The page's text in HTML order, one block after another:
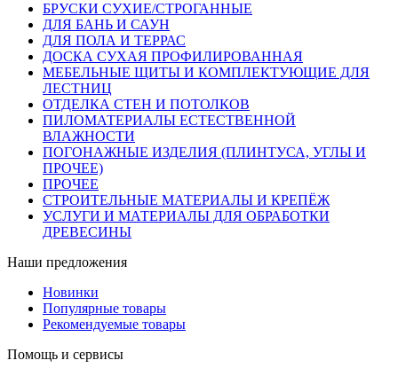
БРУСКИ СУХИЕ/СТРОГАННЫЕ
ДЛЯ БАНЬ И САУН
ДЛЯ ПОЛА И ТЕРРАС
ДОСКА СУХАЯ ПРОФИЛИРОВАННАЯ
МЕБЕЛЬНЫЕ ЩИТЫ И КОМПЛЕКТУЮЩИЕ ДЛЯ
ЛЕСТНИЦ
ОТДЕЛКА СТЕН И ПОТОЛКОВ
ПИЛОМАТЕРИАЛЫ ЕСТЕСТВЕННОЙ
ВЛАЖНОСТИ
ПОГОНАЖНЫЕ ИЗДЕЛИЯ (ПЛИНТУСА, УГЛЫ И
ПРОЧЕЕ)
ПРОЧЕЕ
СТРОИТЕЛЬНЫЕ МАТЕРИАЛЫ И КРЕПЁЖ
УСЛУГИ И МАТЕРИАЛЫ ДЛЯ ОБРАБОТКИ
ДРЕВЕСИНЫ
Наши предложения
Новинки
Популярные товары
Рекомендуемые товары
Помощь и сервисы